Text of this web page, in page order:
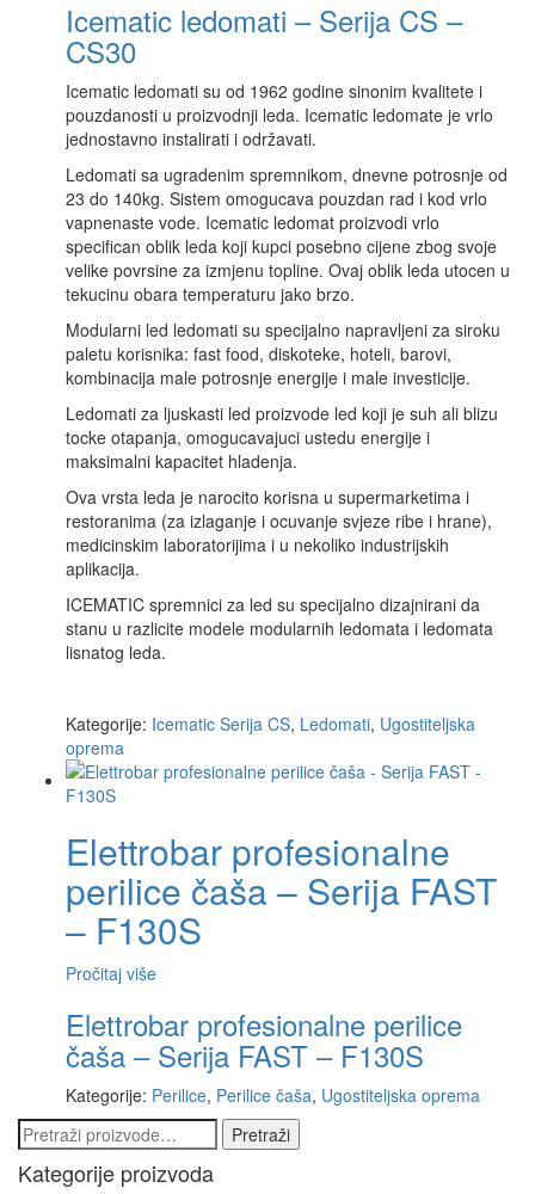
Icematic ledomati – Serija CS –
CS30
Icematic ledomati su od 1962 godine sinonim kvalitete i
pouzdanosti u proizvodnji leda. Icematic ledomate je vrlo
jednostavno instalirati i održavati.
Ledomati sa ugradenim spremnikom, dnevne potrosnje od
23 do 140kg. Sistem omogucava pouzdan rad i kod vrlo
vapnenaste vode. Icematic ledomat proizvodi vrlo
specifican oblik leda koji kupci posebno cijene zbog svoje
velike povrsine za izmjenu topline. Ovaj oblik leda utocen u
tekucinu obara temperaturu jako brzo.
Modularni led ledomati su specijalno napravljeni za siroku
paletu korisnika: fast food, diskoteke, hoteli, barovi,
kombinacija male potrosnje energije i male investicije.
Ledomati za ljuskasti led proizvode led koji je suh ali blizu
tocke otapanja, omogucavajuci ustedu energije i
maksimalni kapacitet hladenja.
Ova vrsta leda je narocito korisna u supermarketima i
restoranima (za izlaganje i ocuvanje svjeze ribe i hrane),
medicinskim laboratorijima i u nekoliko industrijskih
aplikacija.
ICEMATIC spremnici za led su specijalno dizajnirani da
stanu u razlicite modele modularnih ledomata i ledomata
lisnatog leda.
Kategorije: Icematic Serija CS, Ledomati, Ugostiteljska
oprema
Elettrobar profesionalne
perilice čaša – Serija FAST
– F130S
Pročitaj više
Elettrobar profesionalne perilice
čaša – Serija FAST – F130S
Kategorije: Perilice, Perilice čaša, Ugostiteljska oprema
Pretraži:
Pretraži
Kategorije proizvoda